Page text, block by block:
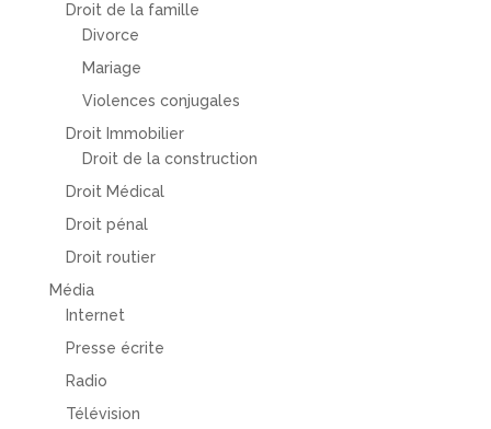
Droit de la famille
Divorce
Mariage
Violences conjugales
Droit Immobilier
Droit de la construction
Droit Médical
Droit pénal
Droit routier
Média
Internet
Presse écrite
Radio
Télévision